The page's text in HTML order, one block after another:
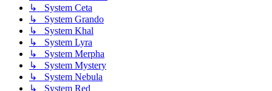
↳ System Ceta
↳ System Grando
↳ System Khal
↳ System Lyra
↳ System Merpha
↳ System Mystery
↳ System Nebula
↳ System Red